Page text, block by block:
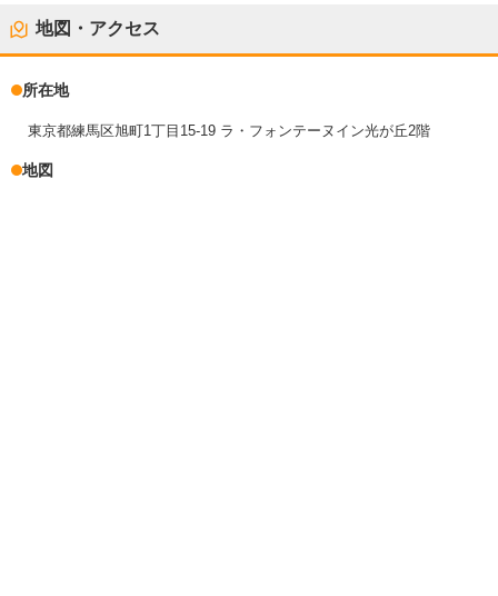
地図・アクセス
所在地
東京都練馬区旭町1丁目15-19 ラ・フォンテーヌイン光が丘2階
地図